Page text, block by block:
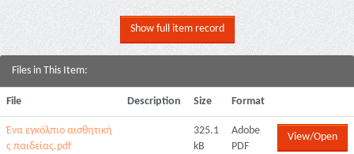
Show full item record
Files in This Item:
File Description Size Format
Ένα εγκόλπιο αισθητική
ς παιδείας.pdf
325.1
kB
Adobe
PDF
View/Open